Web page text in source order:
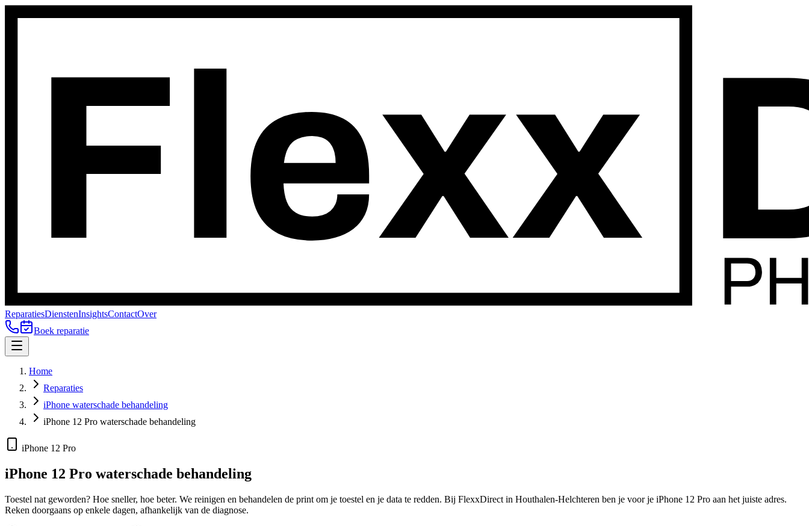
ReparatiesDienstenInsightsContactOver
Boek reparatie
Home
Reparaties
iPhone waterschade behandeling
iPhone 12 Pro waterschade behandeling
iPhone 12 Pro
iPhone 12 Pro waterschade behandeling
Toestel nat geworden? Hoe sneller, hoe beter. We reinigen en behandelen de print om je toestel en je data te redden. Bij FlexxDirect in Houthalen-Helchteren ben je voor je iPhone 12 Pro aan het juiste adres.
Reken doorgaans op enkele dagen, afhankelijk van de diagnose.